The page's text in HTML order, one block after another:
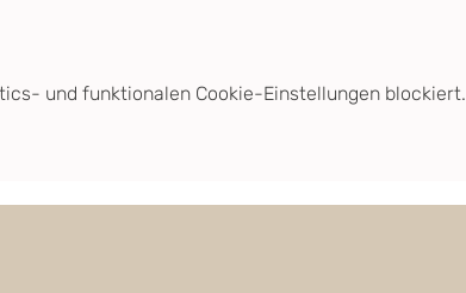
und funktionalen Cookie-Einstellungen blockiert.